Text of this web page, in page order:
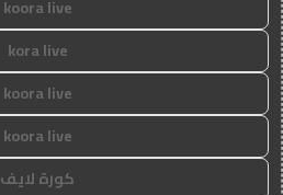
koora live
kora live
koora live
koora live
كورة لايف